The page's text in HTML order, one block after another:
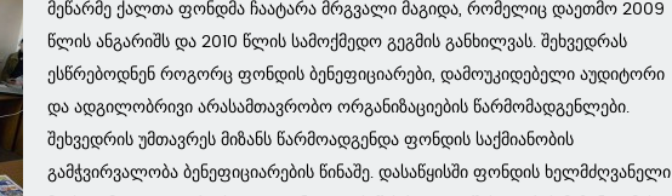
მეწარმე ქალთა ფონდმა ჩაატარა მრგვალი მაგიდა, რომელიც დაეთმო 2009
წლის ანგარიშს და 2010 წლის სამოქმედო გეგმის განხილვას. შეხვედრას
ესწრებოდნენ როგორც ფონდის ბენეფიციარები, დამოუკიდებელი აუდიტორი
და ადგილობრივი არასამთავრობო ორგანიზაციების წარმომადგენლები.
შეხვედრის უმთავრეს მიზანს წარმოადგენდა ფონდის საქმიანობის
გამჭვირვალობა ბენეფიციარების წინაშე. დასაწყისში ფონდის ხელმძღვანელი